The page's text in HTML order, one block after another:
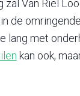
Van Riel
de
lang met
kan ook,